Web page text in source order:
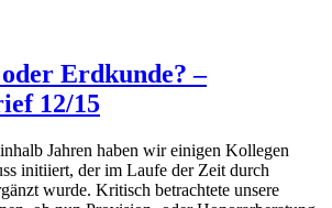
Erdkunde? –
12/15
Jahren haben wir einigen Kollegen
initiiert, der im Laufe der Zeit durch
wurde. Kritisch betrachtete unsere